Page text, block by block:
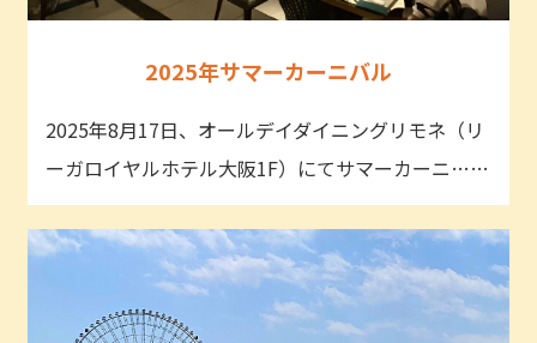
2025年サマーカーニバル
2025年8月17日、オールデイダイニングリモネ（リ
ーガロイヤルホテル大阪1F）にてサマーカーニ……